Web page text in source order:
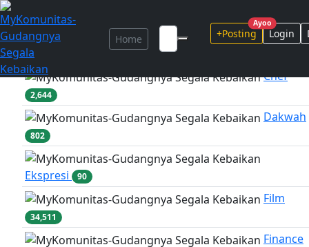
Home +Posting
Ayoo
Login
Adventure
Chef
2,644
Dakwah
802
Ekspresi 90
Film
34,511
Finance